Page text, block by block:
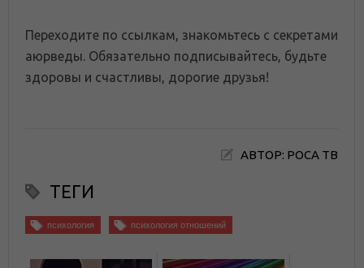
Переходите по ссылкам, знакомьтесь с секретами
аюрведы. Обязательно подписывайтесь, будьте
здоровы и счастливы, дорогие друзья!
АВТОР: РОСА ТВ
ТЕГИ
психология психология отношений